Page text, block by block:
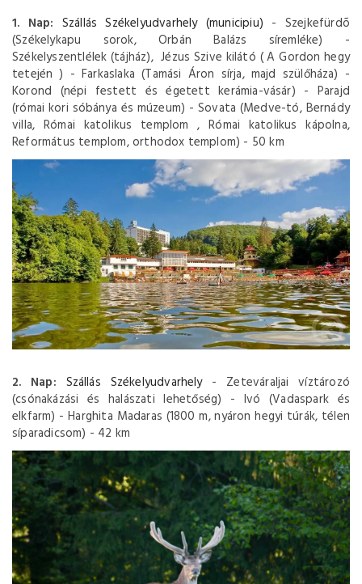
1. Nap: Szállás Székelyudvarhely (municipiu) - Szejkefürdõ
(Székelykapu sorok, Orbán Balázs síremléke) -
Székelyszentlélek (tájház), Jézus Szive kilátó ( A Gordon hegy
tetején ) - Farkaslaka (Tamási Áron sírja, majd szülőháza) -
Korond (népi festett és égetett kerámia-vásár) - Parajd
(római kori sóbánya és múzeum) - Sovata (Medve-tó, Bernády
villa, Római katolikus templom , Római katolikus kápolna,
Református templom, orthodox templom) - 50 km
2. Nap: Szállás Székelyudvarhely- Zeteváraljai víztározó
(csónakázási és halászati lehetőség) - Ivó (Vadaspark és
elkfarm) - Harghita Madaras (1800 m, nyáron hegyi túrák, télen
síparadicsom) - 42 km